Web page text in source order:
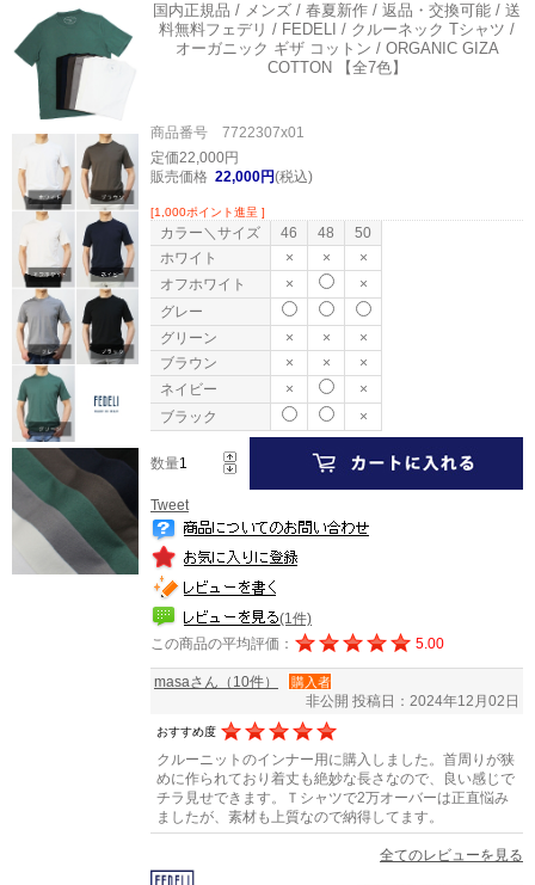
国内正規品 / メンズ / 春夏新作 / 返品・交換可能 / 送
料無料フェデリ / FEDELI / クルーネック Tシャツ /
オーガニック ギザ コットン / ORGANIC GIZA
COTTON 【全7色】
商品番号 7722307x01
定価22,000円
販売価格 22,000円(税込)
[1,000ポイント進呈 ]
カラー＼サイズ 46 48
50
ホワイト
× ×
×
オフホワイト
×
×
グレー
グリーン
× ×
×
ブラウン
× ×
×
ネイビー
×
×
ブラック
×
数量
Tweet
(1件)
この商品の平均評価：
5.00
masaさん（10件）
購入者
非公開 投稿日：2024年12月02日
おすすめ度
クルーニットのインナー用に購入しました。首周りが狭
めに作られており着丈も絶妙な長さなので、良い感じで
チラ見せできます。Ｔシャツで2万オーバーは正直悩み
ましたが、素材も上質なので納得してます。
全てのレビューを見る